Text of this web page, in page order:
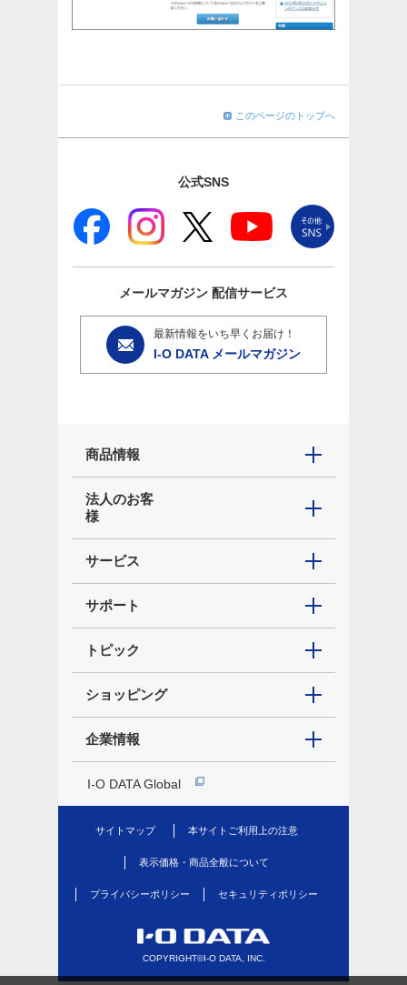
このページのトップへ
公式SNS
メールマガジン 配信サービス
最新情報をいち早くお届け！
I-O DATA メールマガジン
商品情報
法人のお客
様
サービス
サポート
トピック
ショッピング
企業情報
I-O DATA Global
サイトマップ 本サイトご利用上の注意
表示価格・商品全般について
プライバシーポリシー セキュリティポリシー
COPYRIGHT©I-O DATA, INC.